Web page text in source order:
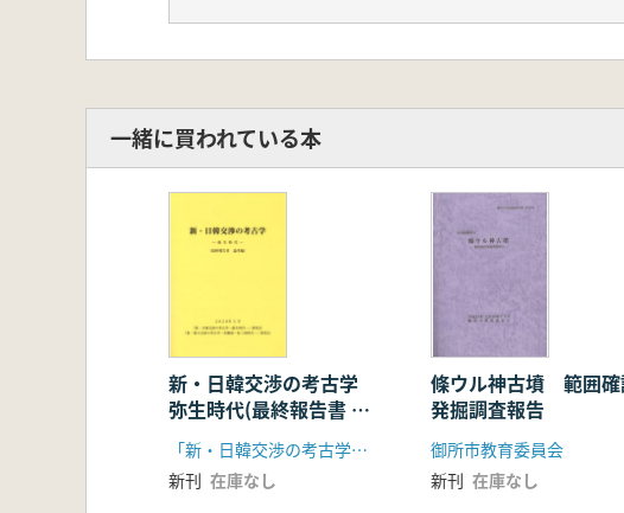
中西 信 兵庫県小野市河合地区北
味 北井利幸 銅鐸祭祀の終焉
熊井亮介 近畿地方の前方後
堀 真人 「滋賀郡所在の漢人系帰化氏族と
木許 守 古墳時代の須恵器流通に関する一
花熊祐基 野々上
今西康宏 古墳時代石棺の印籠蓋について
廣島 開・島田雅喜 斑鳩 藤ノ木古墳出土
考
谷﨑仁美 四天王寺飛鳥
宮崎幹也 史跡
井上 亮 観音芝廃寺再考
神所尚暉 平城京外京の
伊野近富 恭仁京の設計と施工 句股(ピタゴ
一緒に買われている本
新・日韓交渉の考古学
弥生時代(最終報告書 論
考編)
「新・日韓交渉の考古学 弥生時代」研究会 「新・韓日交渉の考古学 青銅器〜原三国時代」研究会
新刊 在庫なし
條ウル神古墳 範囲確
発掘調査報告
御所市教育委員会
新刊 在庫なし